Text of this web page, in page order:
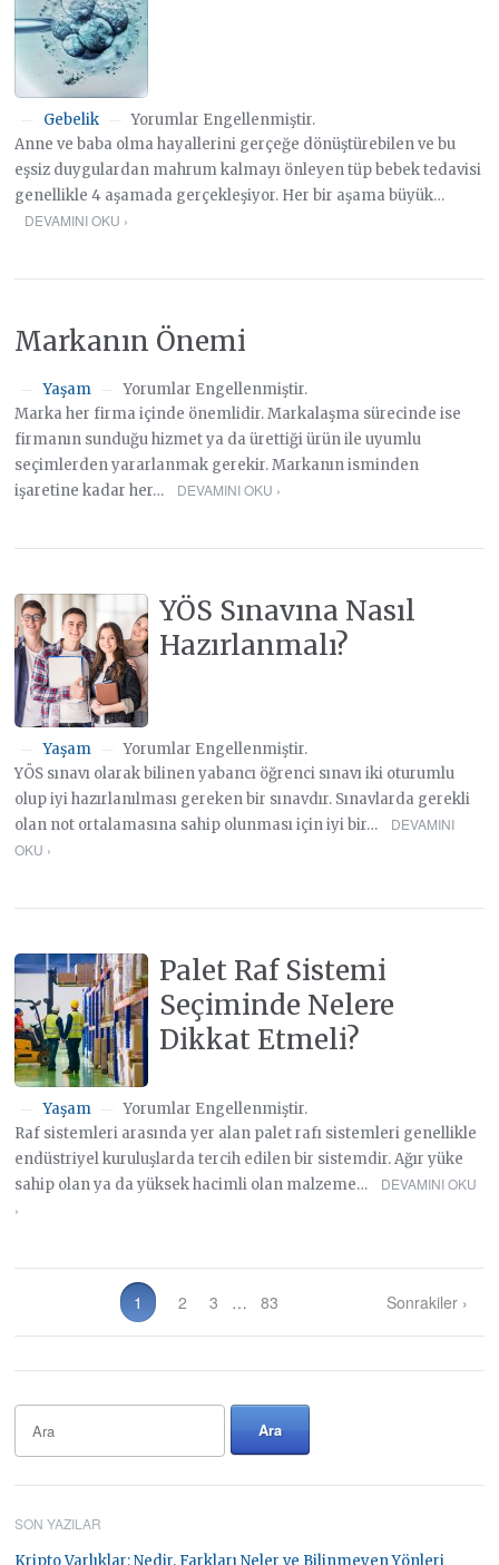
Gebelik
Yorumlar Engellenmiştir.
Anne ve baba olma hayallerini gerçeğe dönüştürebilen ve bu
eşsiz duygulardan mahrum kalmayı önleyen tüp bebek tedavisi
genellikle 4 aşamada gerçekleşiyor. Her bir aşama büyük…
DEVAMINI OKU ›
Markanın Önemi
Yaşam
Yorumlar Engellenmiştir.
Marka her firma içinde önemlidir. Markalaşma sürecinde ise
firmanın sunduğu hizmet ya da ürettiği ürün ile uyumlu
seçimlerden yararlanmak gerekir. Markanın isminden
işaretine kadar her…
DEVAMINI OKU ›
YÖS Sınavına Nasıl
Hazırlanmalı?
Yaşam
Yorumlar Engellenmiştir.
YÖS sınavı olarak bilinen yabancı öğrenci sınavı iki oturumlu
olup iyi hazırlanılması gereken bir sınavdır. Sınavlarda gerekli
olan not ortalamasına sahip olunması için iyi bir…
DEVAMINI
OKU ›
Palet Raf Sistemi
Seçiminde Nelere
Dikkat Etmeli?
Yaşam
Yorumlar Engellenmiştir.
Raf sistemleri arasında yer alan palet rafı sistemleri genellikle
endüstriyel kuruluşlarda tercih edilen bir sistemdir. Ağır yüke
sahip olan ya da yüksek hacimli olan malzeme…
DEVAMINI OKU
›
1 2 3 … 83 Sonrakiler ›
SON YAZILAR
Kripto Varlıklar: Nedir, Farkları Neler ve Bilinmeyen Yönleri